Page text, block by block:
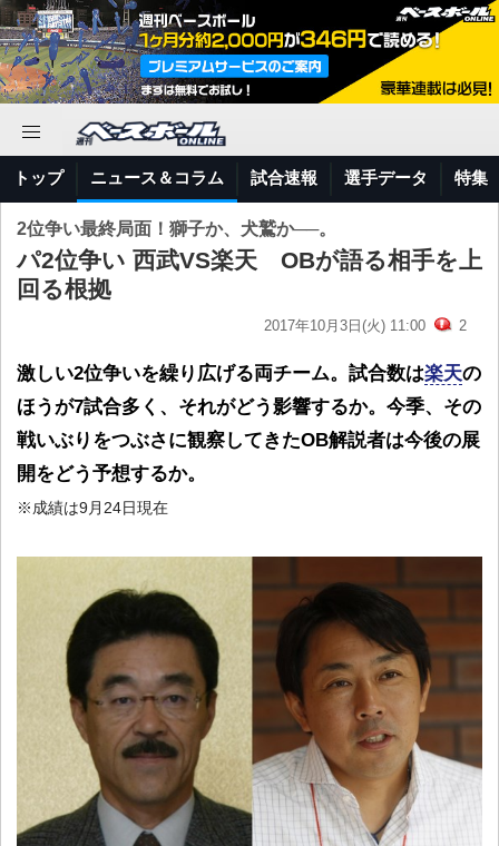
トップ ニュース＆コラム 試合速報 選手データ 特集
2位争い最終局面！獅子か、犬鷲か──。
パ2位争い 西武VS楽天 OBが語る相手を上
回る根拠
2017年10月3日(火) 11:00 2
激しい2位争いを繰り広げる両チーム。試合数は楽天の
ほうが7試合多く、それがどう影響するか。今季、その
戦いぶりをつぶさに観察してきたOB解説者は今後の展
開をどう予想するか。
※成績は9月24日現在